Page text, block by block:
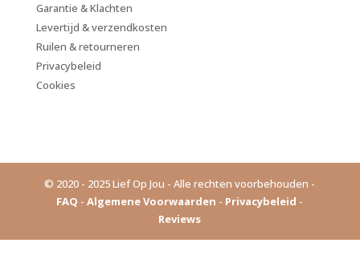
Garantie & Klachten
Levertijd & verzendkosten
Ruilen & retourneren
Privacybeleid
Cookies
© 2020 - 2025 Lief Op Jou - Alle rechten voorbehouden -
FAQ -Algemene Voorwaarden - Privacybeleid -
Reviews